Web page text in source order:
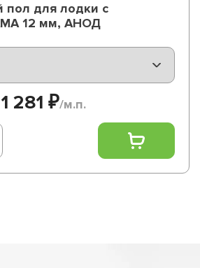
для лодки с
12 мм, АНОД
1 281 ₽/м.п.